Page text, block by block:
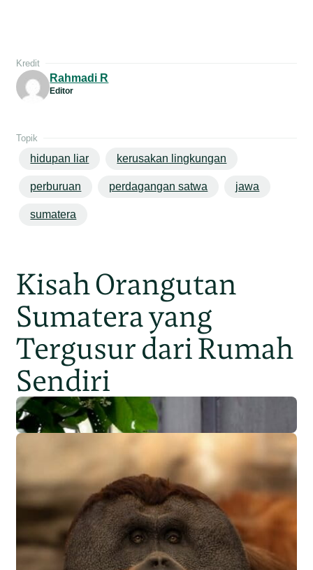
Kredit
Rahmadi R
Editor
Topik
hidupan liar kerusakan lingkungan
perburuan perdagangan satwa jawa
sumatera
Kisah Orangutan
Sumatera yang
Tergusur dari Rumah
Sendiri